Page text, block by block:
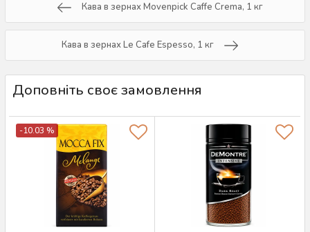
Кава в зернах Movenpick Caffe Crema, 1 кг
Кава в зернах Le Cafe Espesso, 1 кг
Доповніть своє замовлення
-10.03 %